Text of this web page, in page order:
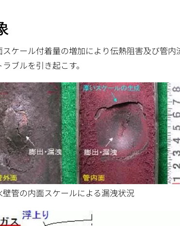
スケール付着量の増加により伝熱阻害及び管
ブルを引き起こす。
壁管の内面スケールによる漏洩状況